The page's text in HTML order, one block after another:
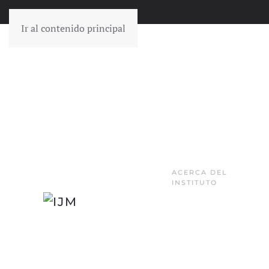
Ir al contenido principal
ACERCA DEL
INSTITUTO